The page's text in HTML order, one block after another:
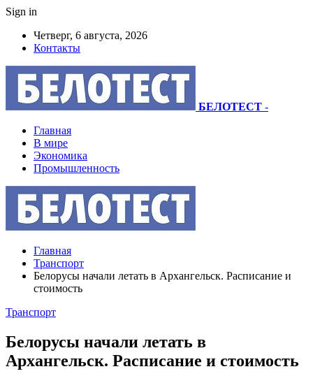
Sign in
Четверг, 6 августа, 2026
Контакты
БЕЛОТЕСТ -
Главная
В мире
Экономика
Промышленность
Главная
Транспорт
Белорусы начали летать в Архангельск. Расписание и
стоимость
Транспорт
Белорусы начали летать в
Архангельск. Расписание и стоимость